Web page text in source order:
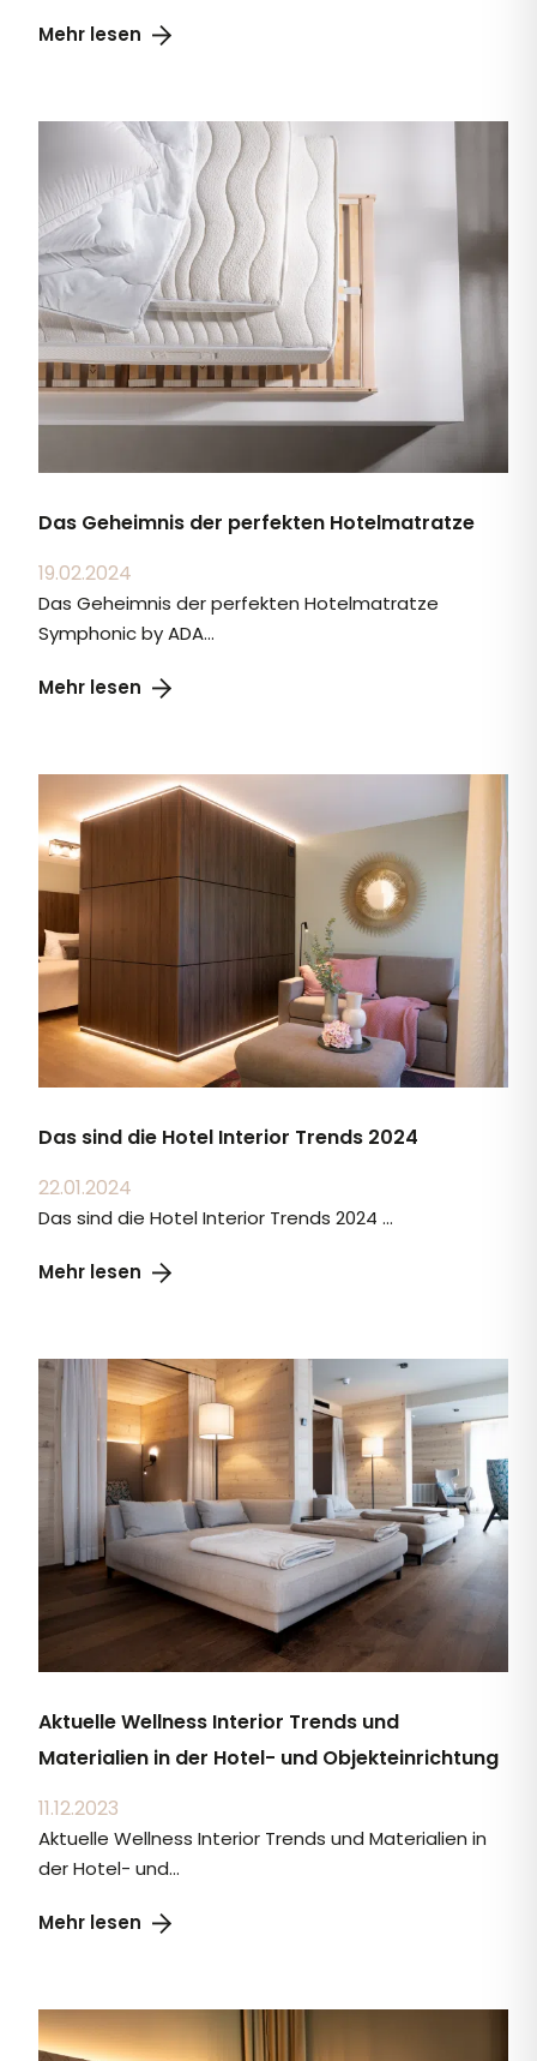
Das Geheimnis der perfekten Hotelmatratze
19.02.2024
Das Geheimnis der perfekten Hotelmatratze
Symphonic by ADA...
Das sind die Hotel Interior Trends 2024
22.01.2024
Das sind die Hotel Interior Trends 2024 ...
Aktuelle Wellness Interior Trends und
Materialien in der Hotel- und Objekteinrichtung
11.12.2023
Aktuelle Wellness Interior Trends und Materialien in
der Hotel- und...